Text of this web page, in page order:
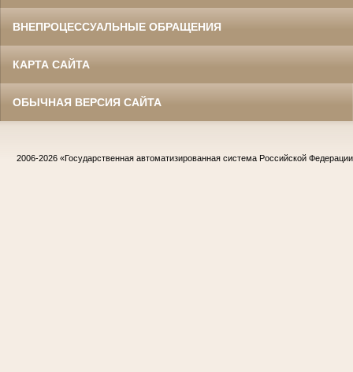
ВНЕПРОЦЕССУАЛЬНЫЕ ОБРАЩЕНИЯ
КАРТА САЙТА
ОБЫЧНАЯ ВЕРСИЯ САЙТА
2006-2026 «Государственная автоматизированная система Российской